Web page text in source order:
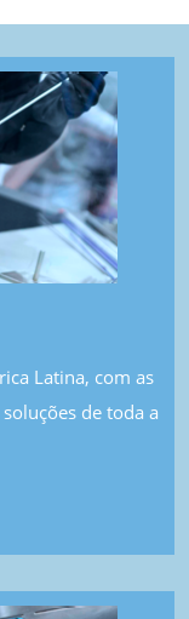
Latina, com as
de toda a